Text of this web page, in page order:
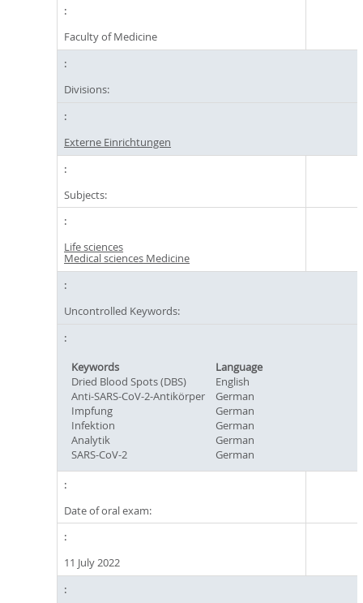
Faculty of Medicine
Divisions:
Externe Einrichtungen
Subjects:
Life sciences
Medical sciences Medicine
Uncontrolled Keywords:
Keywords
Language
Dried Blood Spots (DBS)
English
Anti-SARS-CoV-2-Antikörper
German
Impfung
German
Infektion
German
Analytik
German
SARS-CoV-2
German
Date of oral exam:
11 July 2022